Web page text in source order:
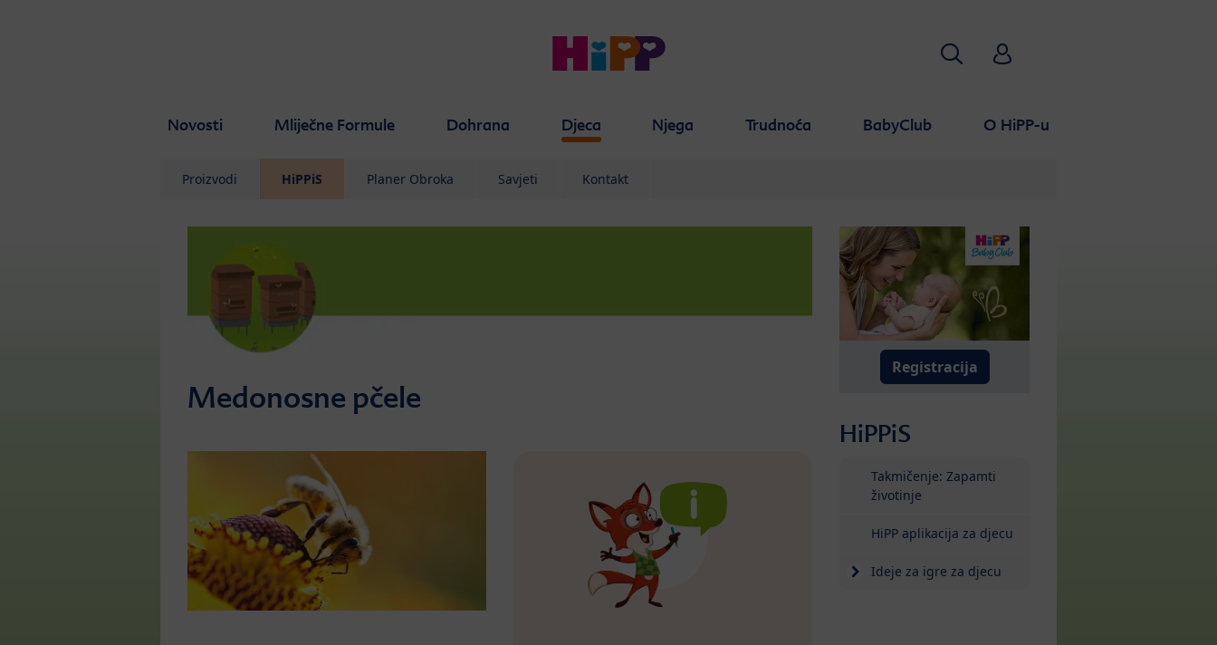
Novosti Mliječne Formule Dohrana Djeca Njega Trudnoća BabyClub O HiPP-u
Traži HiPP Babyclub
Proizvodi HiPPiS Planer Obroka Savjeti Kontakt
Medonosne pčele
Registracija
HiPPiS
Takmičenje: Zapamti
životinje
HiPP aplikacija za djecu
Ideje za igre za djecu